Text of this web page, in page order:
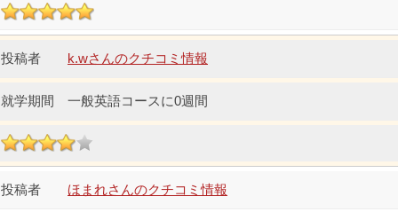
k.wさんのクチコミ情報
一般英語コースに0週間
ほまれさんのクチコミ情報